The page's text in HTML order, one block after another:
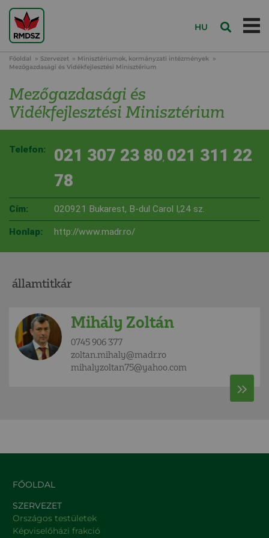
HU
Főoldal Szervezet
Minisztériumok, kormányzati intézmények
Mezőgazdasági és Vidékfejlesztési Minisztérium
Mezőgazdasági és
Vidékfejlesztési Minisztérium
Telefon: 021 307 23 80, 021 311 22
78
Cím: 020921 Bukarest, B-dul Carol I,24 sz.
Honlap: http://www.madr.ro/
államtitkár
Mihály Zoltán
0745 906 377
zoltan.mihaly@madr.ro
mihalyzoltan75@yahoo.com
FŐOLDAL
SZERVEZET
Országos testületek
Képviselőházi frakció